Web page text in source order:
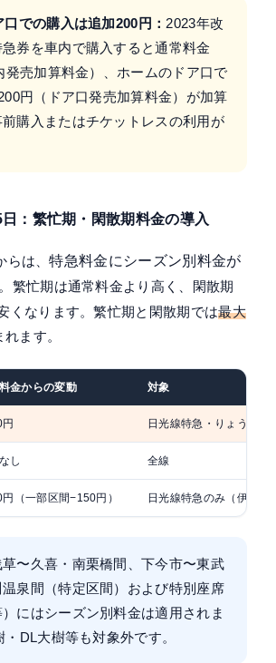
での購入は追加200円：2023年改
券を車内で購入すると通常料金
発売加算料金）、ホームのドア口で
円（ドア口発売加算料金）が加算
購入またはチケットレスの利用が
：繁忙期・閑散期料金の導入
らは、特急料金にシーズン別料金が
繁忙期は通常料金より高く、閑散期
くなります。繁忙期と閑散期では最大
ます。
金からの変動 対象
日光線特急・りょうもう
し 全線
（一部区間−150円） 日光線特急のみ（伊勢崎
草〜久喜・南栗橋間、下今市〜東武
温泉間（特定区間）および特別座席
にはシーズン別料金は適用されま
DL大樹等も対象外です。